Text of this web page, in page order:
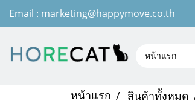
Email : marketing@happymove.co.th
หน้าแรก
หน้าแรก สินค้าทั้งหมด